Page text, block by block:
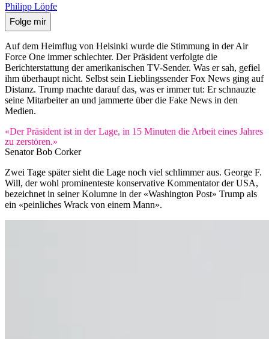
Philipp Löpfe
Folge mir
Auf dem Heimflug von Helsinki wurde die Stimmung in der Air
Force One immer schlechter. Der Präsident verfolgte die
Berichterstattung der amerikanischen TV-Sender. Was er sah, gefiel
ihm überhaupt nicht. Selbst sein Lieblingssender Fox News ging auf
Distanz. Trump machte darauf das, was er immer tut: Er schnauzte
seine Mitarbeiter an und jammerte über die Fake News in den
Medien.
«Der Präsident ist in der Lage, in 15 Minuten die Arbeit eines Jahres
zu zerstören.»
Senator Bob Corker
Zwei Tage später sieht die Lage noch viel schlimmer aus. George F.
Will, der wohl prominenteste konservative Kommentator der USA,
bezeichnet in seiner Kolumne in der «Washington Post» Trump als
ein «peinliches Wrack von einem Mann».